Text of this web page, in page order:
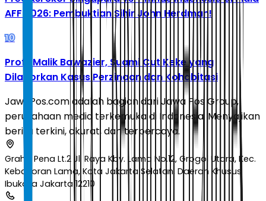
AFF 2026: Pembuktian Sihir John Herdman!
10
Profil Malik Bawazier, Suami Cut Keke yang
Dilaporkan Kasus Perzinaan dan Kohabitasi
JawaPos.com adalah bagian dari Jawa Pos Group,
perusahaan media terkemuka di Indonesia. Menyajikan
berita terkini, akurat, dan terpercaya.
Graha Pena Lt.2 Jl. Raya Kby. Lama No.12, Grogol Utara, Kec.
Kebayoran Lama, Kota Jakarta Selatan, Daerah Khusus
Ibukota Jakarta 12210